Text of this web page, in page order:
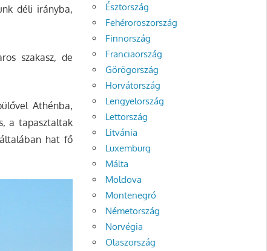
déli irányba,
szakasz, de
Athénba,
a tapasztaltak
hat fő
Észtország
Fehéroroszország
Finnország
Franciaország
Görögország
Horvátország
Lengyelország
Lettország
Litvánia
Luxemburg
Málta
Moldova
Montenegró
Németország
Norvégia
Olaszország